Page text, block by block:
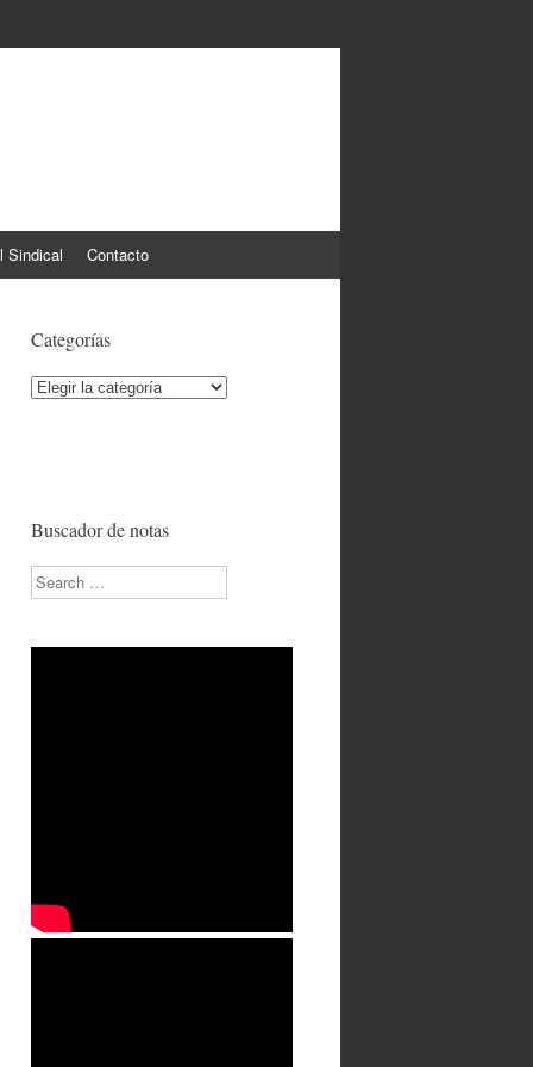
Sindical Contacto
Categorías
Categorías
Buscador de notas
Search